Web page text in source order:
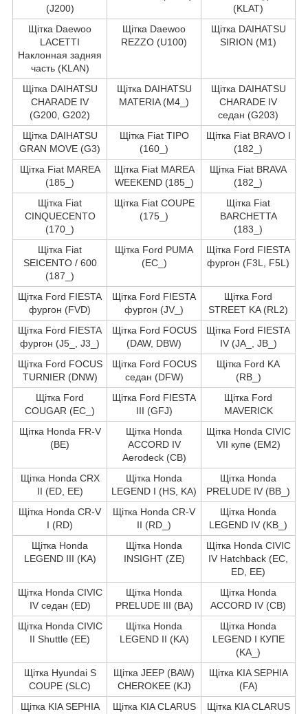
(J200)
(KLAT)
Щітка Daewoo
LACETTI
Наклонная задняя
часть (KLAN)
Щітка Daewoo
REZZO (U100)
Щітка DAIHATSU
SIRION (M1)
Щітка DAIHATSU
CHARADE IV
(G200, G202)
Щітка DAIHATSU
MATERIA (M4_)
Щітка DAIHATSU
CHARADE IV
седан (G203)
Щітка DAIHATSU
GRAN MOVE (G3)
Щітка Fiat TIPO
(160_)
Щітка Fiat BRAVO I
(182_)
Щітка Fiat MAREA
(185_)
Щітка Fiat MAREA
WEEKEND (185_)
Щітка Fiat BRAVA
(182_)
Щітка Fiat
CINQUECENTO
(170_)
Щітка Fiat COUPE
(175_)
Щітка Fiat
BARCHETTA
(183_)
Щітка Fiat
SEICENTO / 600
(187_)
Щітка Ford PUMA
(EC_)
Щітка Ford FIESTA
фургон (F3L, F5L)
Щітка Ford FIESTA
фургон (FVD)
Щітка Ford FIESTA
фургон (JV_)
Щітка Ford
STREET KA (RL2)
Щітка Ford FIESTA
фургон (J5_, J3_)
Щітка Ford FOCUS
(DAW, DBW)
Щітка Ford FIESTA
IV (JA_, JB_)
Щітка Ford FOCUS
TURNIER (DNW)
Щітка Ford FOCUS
седан (DFW)
Щітка Ford KA
(RB_)
Щітка Ford
COUGAR (EC_)
Щітка Ford FIESTA
III (GFJ)
Щітка Ford
MAVERICK
Щітка Honda FR-V
(BE)
Щітка Honda
ACCORD IV
Aerodeck (CB)
Щітка Honda CIVIC
VII купе (EM2)
Щітка Honda CRX
II (ED, EE)
Щітка Honda
LEGEND I (HS, KA)
Щітка Honda
PRELUDE IV (BB_)
Щітка Honda CR-V
I (RD)
Щітка Honda CR-V
II (RD_)
Щітка Honda
LEGEND IV (KB_)
Щітка Honda
LEGEND III (KA)
Щітка Honda
INSIGHT (ZE)
Щітка Honda CIVIC
IV Hatchback (EC,
ED, EE)
Щітка Honda CIVIC
IV седан (ED)
Щітка Honda
PRELUDE III (BA)
Щітка Honda
ACCORD IV (CB)
Щітка Honda CIVIC
II Shuttle (EE)
Щітка Honda
LEGEND II (KA)
Щітка Honda
LEGEND I КУПЕ
(KA_)
Щітка Hyundai S
COUPE (SLC)
Щітка JEEP (BAW)
CHEROKEE (KJ)
Щітка KIA SEPHIA
(FA)
Щітка KIA SEPHIA
Щітка KIA CLARUS
Щітка KIA CLARUS